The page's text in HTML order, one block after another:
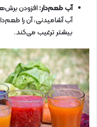
آب طعم‌دار:افزودن
آب آشامیدنی، آن را
بیشتر ترغیب می‌کند.